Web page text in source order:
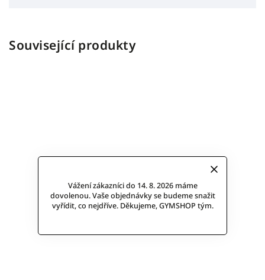
Vážení zákazníci do 14. 8. 2026 máme
dovolenou. Vaše objednávky se budeme snažit
vyřídit, co nejdříve. Děkujeme, GYMSHOP tým.
Související produkty